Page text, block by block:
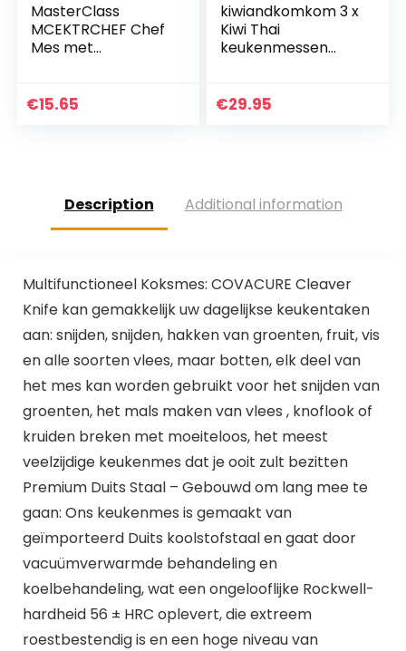
MasterClass
MCEKTRCHEF Chef
Mes met
roestvrij staal, 20
€15.65
kiwiandkomkom 3 x
Kiwi Thai
keukenmessen
scherp uit de Isaan
€29.95
Description Additional information
Multifunctioneel Koksmes: COVACURE Cleaver
Knife kan gemakkelijk uw dagelijkse keukentaken
aan: snijden, snijden, hakken van groenten, fruit, vis
en alle soorten vlees, maar botten, elk deel van
het mes kan worden gebruikt voor het snijden van
groenten, het mals maken van vlees , knoflook of
kruiden breken met moeiteloos, het meest
veelzijdige keukenmes dat je ooit zult bezitten
Premium Duits Staal – Gebouwd om lang mee te
gaan: Ons keukenmes is gemaakt van
geïmporteerd Duits koolstofstaal en gaat door
vacuümverwarmde behandeling en
koelbehandeling, wat een ongelooflijke Rockwell-
hardheid 56 ± HRC oplevert, die extreem
roestbestendig is en een hoge niveau van